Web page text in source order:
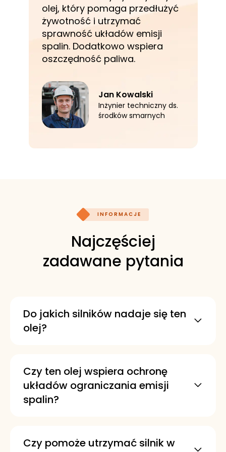
olej, który pomaga przedłużyć
żywotność i utrzymać
sprawność układów emisji
spalin. Dodatkowo wspiera
oszczędność paliwa.
Jan Kowalski
Inżynier techniczny ds.
środków smarnych
INFORMACJE
Najczęściej
zadawane pytania
Do jakich silników nadaje się ten
olej?
wysokoprężnymi. Sprawdza się w
autach eksploatowanych w klimacie
umiarkowanym lub gorącym.
Czy ten olej wspiera ochronę
układów ograniczania emisji
spalin?
utrzymywać sprawność systemów
Czy pomoże utrzymać silnik w